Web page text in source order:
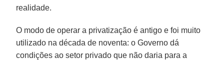
realidade.
O modo de operar a privatização é antigo e foi muito
utilizado na década de noventa: o Governo dá
condições ao setor privado que não daria para a